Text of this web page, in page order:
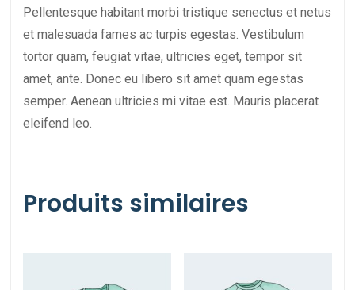
Pellentesque habitant morbi tristique senectus et netus
et malesuada fames ac turpis egestas. Vestibulum
tortor quam, feugiat vitae, ultricies eget, tempor sit
amet, ante. Donec eu libero sit amet quam egestas
semper. Aenean ultricies mi vitae est. Mauris placerat
eleifend leo.
Produits similaires